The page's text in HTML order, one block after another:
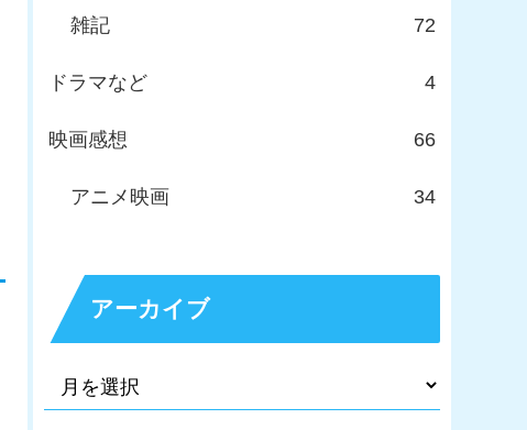
雑記 72
ドラマなど 4
映画感想 66
アニメ映画 34
アーカイブ